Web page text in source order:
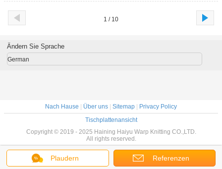
1 / 10
Plaudern Referenzen
Ändern Sie Sprache
German
Nach Hause Über uns Sitemap
Privacy Policy
Tischplattenansicht
Copyright © 2019 - 2025 Haining Haiyu Warp Knitting CO.,LTD.
All rights reserved.